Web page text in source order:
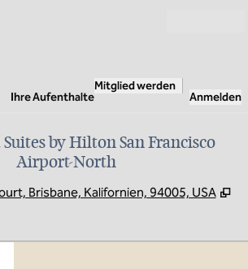
Ihre Aufenthalte
Mitglied werden
Anmelden
by Hilton San Francisco
Airport-North
Brisbane, Kalifornien, 94005, USA ,